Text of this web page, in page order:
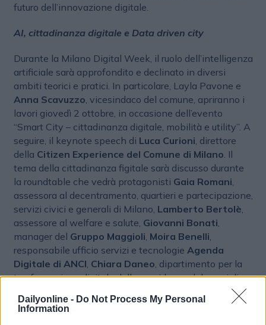
Dailyonline - Do Not Process My Personal
Information
futuro dell’innovazione digitale.
AI, cittadinanza digitale e Data driven city
Durante la Milano Digital Week, il ruolo dell’intelligenza
artificiale sarà approfondito e declinato in diversi
ambiti teorici e pratici. In particolare, Layla Pavone e
Anna Scavuzzo , vicesindaco del comune, apriranno i
lavori giovedì 2 ottobre, in occasione dell’evento
“Smart City – cittadinanza digitale, mobilità e utility”. A
seguire, il keynote speech di Luca Curioni , direttore
della Citizen Experience del Comune di Milano . Il
tema della cittadinanza figitale sarà discusso durante
la roundtable che vedrà protagonisti Gaia Romani
assessora al decentramento, quartieri e partecipazione,
servizi civici e generali di Milano, Lamberto Bertolè
assessore al welfare e salute, Giovanni Bonati
manager del Gruppo Maggioli Moira Benelli
responsabile ufficio servizi e tecnologie Agenda
Digitale di ANCI Chiara Daneo , dipartimento per la
trasformazione digitale della presidenza del consiglio
. Nella seconda parte della
mattinata il focus sarà posto su ‘’data driven city nella